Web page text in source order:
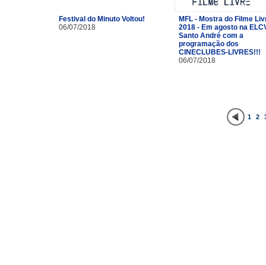
Festival do Minuto Voltou!
06/07/2018
MFL - Mostra do Filme
2018 - Em agosto na
Santo André com a
programação dos
CINECLUBES-LIVRES!!!
06/07/2018
1 2